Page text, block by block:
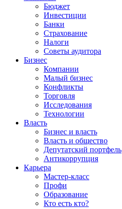
Бюджет
Инвестиции
Банки
Страхование
Налоги
Советы аудитора
Бизнес
Компании
Малый бизнес
Конфликты
Торговля
Исследования
Технологии
Власть
Бизнес и власть
Власть и общество
Депутатский портфель
Антикоррупция
Карьера
Мастер-класс
Профи
Образование
Кто есть кто?